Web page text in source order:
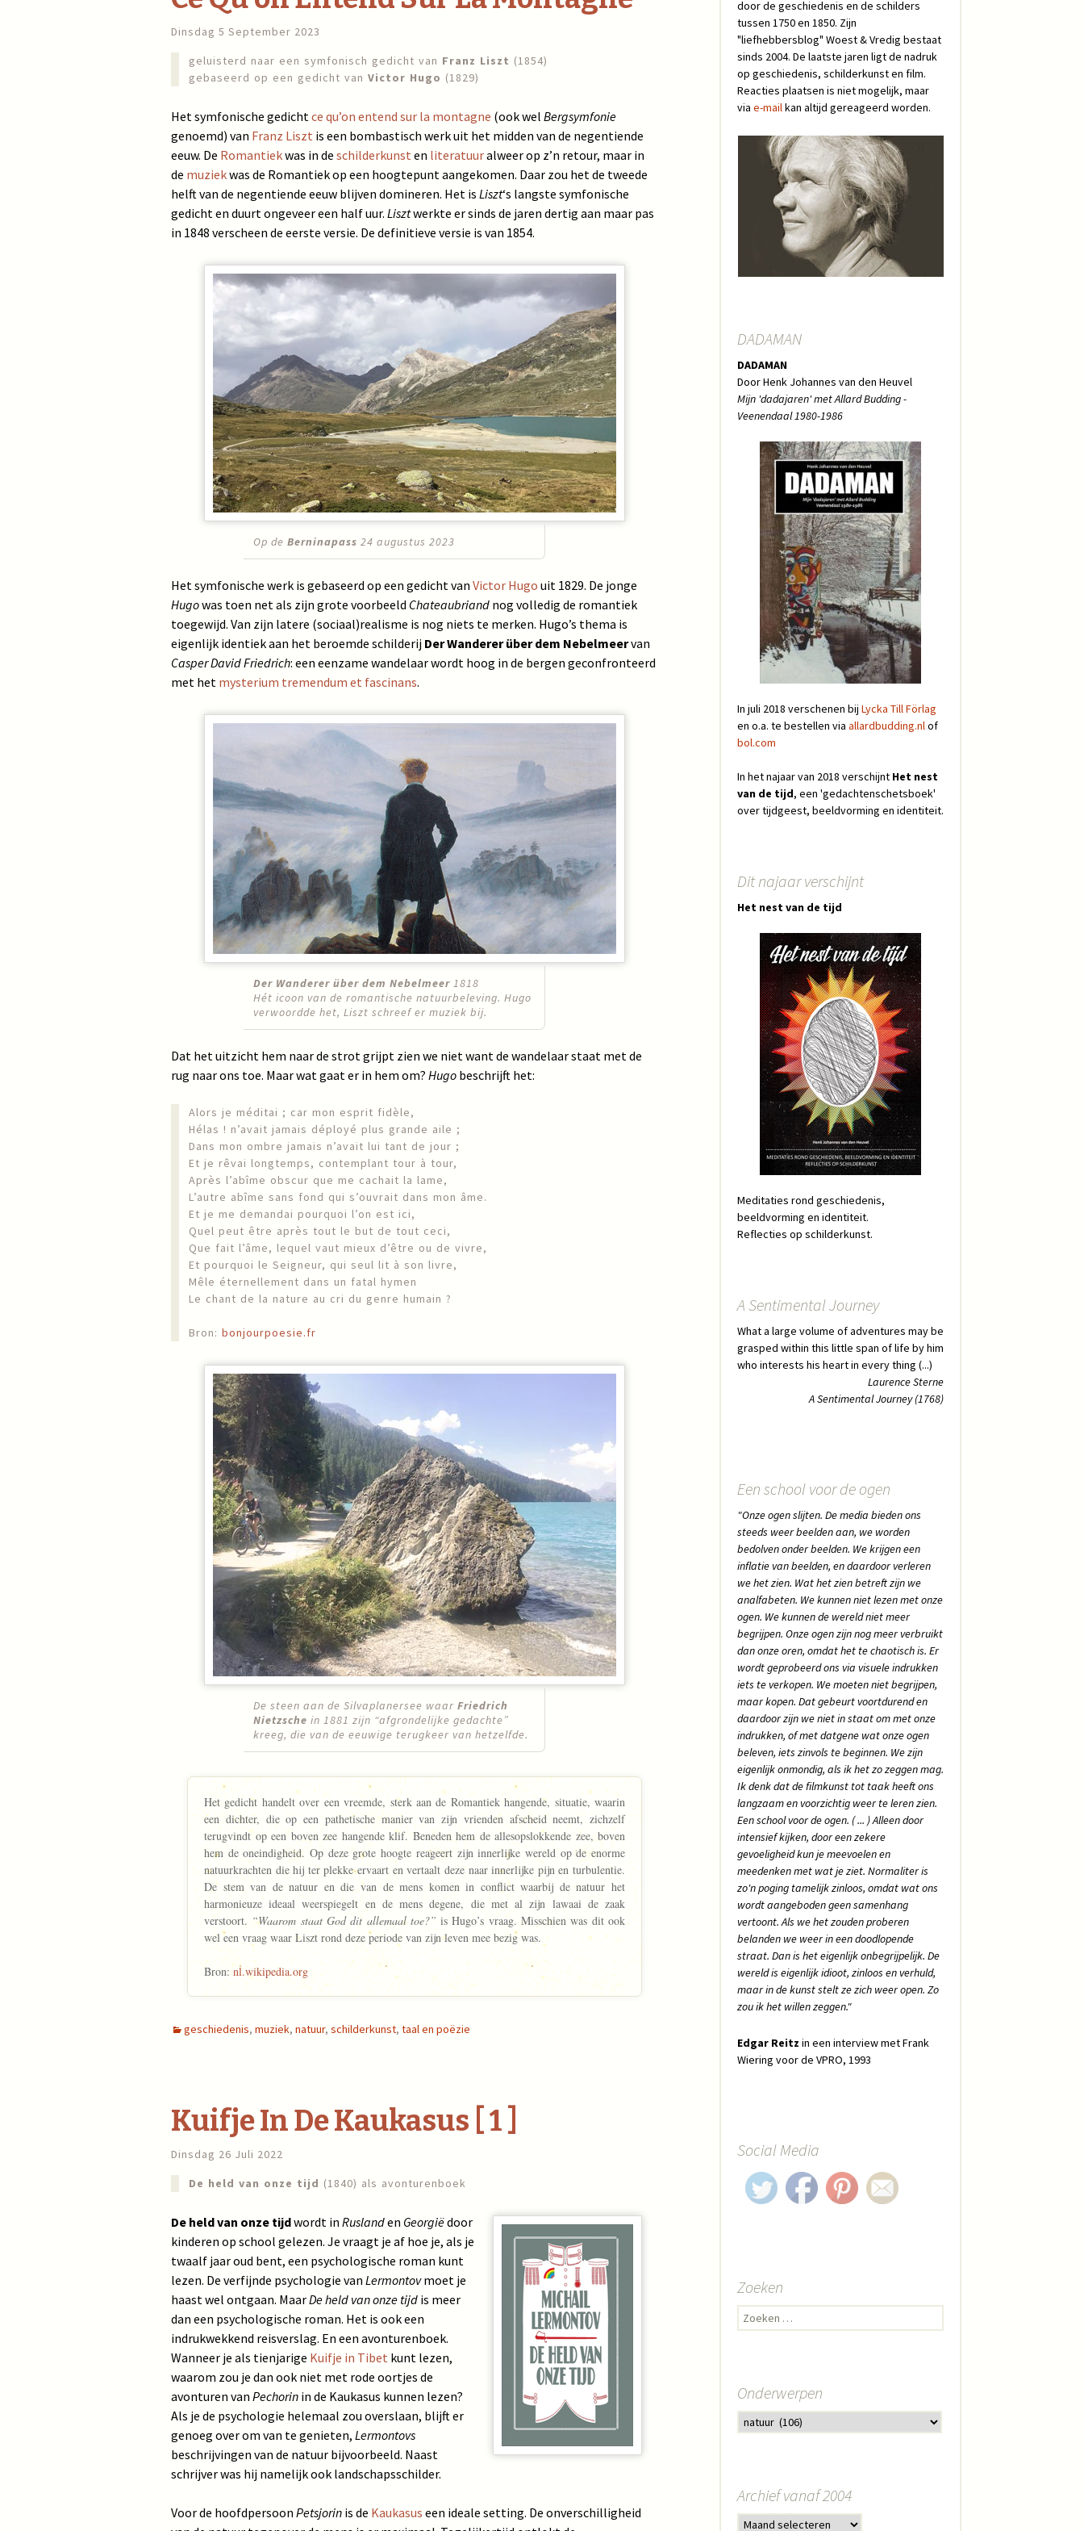
Dinsdag 5 September 2023
geluisterd naar een symfonisch gedicht van Franz Liszt (1854)
gebaseerd op een gedicht van Victor Hugo (1829)
Het symfonische gedichtce qu’on entend sur la montagne (ook wel Bergsymfonie
genoemd) van Franz Liszt is een bombastisch werk uit het midden van de negentiende
eeuw. De Romantiekwas in de schilderkunst en literatuuralweer op z’n retour, maar in
de muziekwas de Romantiek op een hoogtepunt aangekomen. Daar zou het de tweede
helft van de negentiende eeuw blijven domineren. Het is Liszt‘s langste symfonische
gedicht en duurt ongeveer een half uur. Lisztwerkte er sinds de jaren dertig aan maar pas
in 1848 verscheen de eerste versie. De definitieve versie is van 1854.
Op de Berninapass 24 augustus 2023
Het symfonische werk is gebaseerd op een gedicht van Victor Hugo uit 1829. De jonge
Hugowas toen net als zijn grote voorbeeld Chateaubriand nog volledig de romantiek
toegewijd. Van zijn latere (sociaal)realisme is nog niets te merken. Hugo’s thema is
eigenlijk identiek aan het beroemde schilderij Der Wanderer über dem Nebelmeervan
Casper David Friedrich: een eenzame wandelaar wordt hoog in de bergen geconfronteerd
met het mysterium tremendum et fascinans.
Der Wanderer über dem Nebelmeer 1818
Hét icoon van de romantische natuurbeleving. Hugo
verwoordde het, Liszt schreef er muziek bij.
Dat het uitzicht hem naar de strot grijpt zien we niet want de wandelaar staat met de
rug naar ons toe. Maar wat gaat er in hem om? Hugo beschrijft het:
Alors je méditai ; car mon esprit fidèle,
Hélas ! n’avait jamais déployé plus grande aile ;
Dans mon ombre jamais n’avait lui tant de jour ;
Et je rêvai longtemps, contemplant tour à tour,
Après l’abîme obscur que me cachait la lame,
L’autre abîme sans fond qui s’ouvrait dans mon âme.
Et je me demandai pourquoi l’on est ici,
Quel peut être après tout le but de tout ceci,
Que fait l’âme, lequel vaut mieux d’être ou de vivre,
Et pourquoi le Seigneur, qui seul lit à son livre,
Mêle éternellement dans un fatal hymen
Le chant de la nature au cri du genre humain ?
Bron: bonjourpoesie.fr
De steen aan de Silvaplanersee waar Friedrich
Nietzsche in 1881 zijn “afgrondelijke gedachte”
kreeg, die van de eeuwige terugkeer van hetzelfde.
Het gedicht handelt over een vreemde, sterk aan de Romantiek hangende, situatie, waarin
een dichter, die op een pathetische manier van zijn vrienden afscheid neemt, zichzelf
terugvindt op een boven zee hangende klif. Beneden hem de allesopslokkende zee, boven
hem de oneindigheid. Op deze grote hoogte reageert zijn innerlijke wereld op de enorme
natuurkrachten die hij ter plekke ervaart en vertaalt deze naar innerlijke pijn en turbulentie.
De stem van de natuur en die van de mens komen in conflict waarbij de natuur het
harmonieuze ideaal weerspiegelt en de mens degene, die met al zijn lawaai de zaak
verstoort. “Waarom staat God dit allemaal toe?” is Hugo’s vraag. Misschien was dit ook
wel een vraag waar Liszt rond deze periode van zijn leven mee bezig was.
Bron:nl.wikipedia.org
geschiedenis, muziek, natuur, schilderkunst, taal en poëzie
Kuifje In De Kaukasus [ 1 ]
Dinsdag 26 Juli 2022
De held van onze tijd (1840) als avonturenboek
De held van onze tijdwordt in Ruslanden Georgiëdoor
kinderen op school gelezen. Je vraagt je af hoe je, als je
twaalf jaar oud bent, een psychologische roman kunt
lezen. De verfijnde psychologie van Lermontovmoet je
haast wel ontgaan. MaarDe held van onze tijd is meer
dan een psychologische roman. Het is ook een
indrukwekkend reisverslag. En een avonturenboek.
Wanneer je als tienjarige Kuifje in Tibet kunt lezen,
waarom zou je dan ook niet met rode oortjes de
avonturen van Pechorin in de Kaukasus kunnen lezen?
Als je de psychologie helemaal zou overslaan, blijft er
genoeg over om van te genieten, Lermontovs
beschrijvingen van de natuur bijvoorbeeld. Naast
schrijver was hij namelijk ook landschapsschilder.
Voor de hoofdpersoon Petsjorin is de Kaukasus een ideale setting. De onverschilligheid
door de geschiedenis en de schilders
tussen 1750 en 1850. Zijn
"liefhebbersblog" Woest & Vredig bestaat
sinds 2004. De laatste jaren ligt de nadruk
op geschiedenis, schilderkunst en film.
Reacties plaatsen is niet mogelijk, maar
via e-mailkan altijd gereageerd worden.
DADAMAN
DADAMAN
Door Henk Johannes van den Heuvel
Mijn 'dadajaren' met Allard Budding -
Veenendaal 1980-1986
In juli 2018 verschenen bij Lycka Till Förlag
en o.a. te bestellen via allardbudding.nlof
bol.com
In het najaar van 2018 verschijnt Het nest
van de tijd, een 'gedachtenschetsboek'
over tijdgeest, beeldvorming en identiteit.
Dit najaar verschijnt
Het nest van de tijd
Meditaties rond geschiedenis,
beeldvorming en identiteit.
Reflecties op schilderkunst.
A Sentimental Journey
What a large volume of adventures may be
grasped within this little span of life by him
who interests his heart in every thing (...)
Laurence Sterne
A Sentimental Journey (1768)
Een school voor de ogen
"Onze ogen slijten. De media bieden ons
steeds weer beelden aan, we worden
bedolven onder beelden. We krijgen een
inflatie van beelden, en daardoor verleren
we het zien. Wat het zien betreft zijn we
analfabeten. We kunnen niet lezen met onze
ogen. We kunnen de wereld niet meer
begrijpen. Onze ogen zijn nog meer verbruikt
dan onze oren, omdat het te chaotisch is. Er
wordt geprobeerd ons via visuele indrukken
iets te verkopen. We moeten niet begrijpen,
maar kopen. Dat gebeurt voortdurend en
daardoor zijn we niet in staat om met onze
indrukken, of met datgene wat onze ogen
beleven, iets zinvols te beginnen. We zijn
eigenlijk onmondig, als ik het zo zeggen mag.
Ik denk dat de filmkunst tot taak heeft ons
langzaam en voorzichtig weer te leren zien.
Een school voor de ogen. ( ... ) Alleen door
intensief kijken, door een zekere
gevoeligheid kun je meevoelen en
meedenken met wat je ziet. Normaliter is
zo'n poging tamelijk zinloos, omdat wat ons
wordt aangeboden geen samenhang
vertoont. Als we het zouden proberen
belanden we weer in een doodlopende
straat. Dan is het eigenlijk onbegrijpelijk. De
wereld is eigenlijk idioot, zinloos en verhuld,
maar in de kunst stelt ze zich weer open. Zo
zou ik het willen zeggen."
Edgar Reitz in een interview met Frank
Wiering voor de VPRO, 1993
Social Media
Zoeken
Zoeken naar:
Onderwerpen
Archief vanaf 2004